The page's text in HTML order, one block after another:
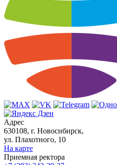
Адрес
630108, г. Новосибирск,
ул. Плахотного, 10
На карте
Приемная ректора